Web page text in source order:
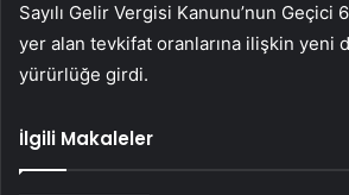
Sayılı Gelir Vergisi Kanunu’nun Geçici
yer alan tevkifat oranlarına ilişkin yeni
yürürlüğe girdi.
İlgili Makaleler